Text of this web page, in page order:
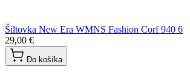
Šiltovka New Era WMNS Fashion Corf 940 6
29,00 €
Do košíka